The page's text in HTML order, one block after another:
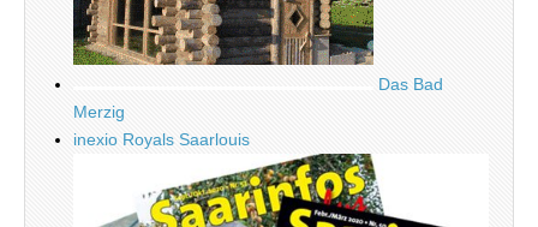
Das Bad
Merzig
inexio Royals Saarlouis